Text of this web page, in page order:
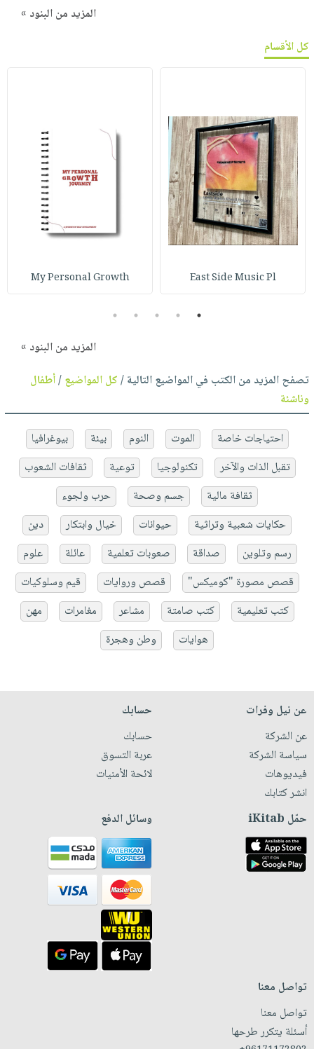
المزيد من البنود »
كل الأقسام
East Side Music Pl
My Personal Growth
1
2
3
4
5
المزيد من البنود »
تصفح المزيد من الكتب في المواضيع التالية /كل المواضيع/أطفال
وناشئة
احتياجات خاصة الموت النوم بيئة
بيوغرافيا
تقبل الذات والآخر
تكنولوجيا توعية
ثقافات الشعوب
ثقافة مالية
جسم وصحة
حرب ولجوء
حكايات شعبية وتراثية
حيوانات خيال وابتكار
دين
رسم وتلوين
صداقة صعوبات تعلمية عائلة
علوم
قصص مصورة "كوميكس"
قصص وروايات
قيم وسلوكيات
كتب تعليمية
كتب صامتة مشاعر مغامرات
مهن
هوايات
وطن وهجرة
عن نيل وفرات
عن الشركة
سياسة الشركة
فيديوهات
انشر كتابك
حسابك
حسابك
عربة التسوق
لائحة الأمنيات
حمّل iKitab وسائل الدفع
تواصل معنا
تواصل معنا
أسئلة يتكرر طرحها